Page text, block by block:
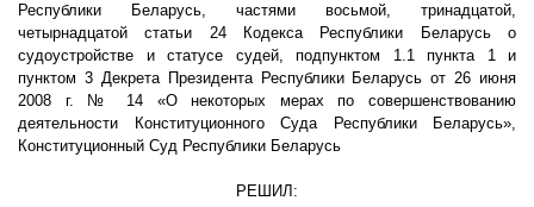
Республики Беларусь, частями восьмой, тринадцатой,
четырнадцатой статьи 24 Кодекса Республики Беларусь о
судоустройстве и статусе судей, подпунктом 1.1 пункта 1 и
пунктом 3 Декрета Президента Республики Беларусь от 26 июня
2008 г. № 14 «О некоторых мерах по совершенствованию
деятельности Конституционного Суда Республики Беларусь»,
Конституционный Суд Республики Беларусь
РЕШИЛ: